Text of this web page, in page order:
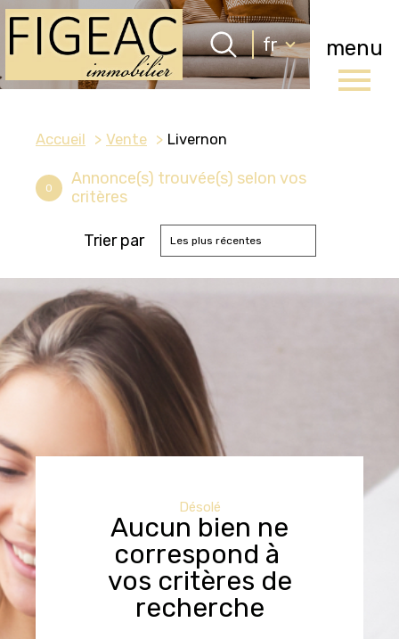
menu
Langue
fr
Accueil 0 Langue
fr
Accueil Vente Livernon
0
Annonce(s) trouvée(s) selon vos
critères
Trier par Les plus récentes
Désolé
Aucun bien ne
correspond à
vos critères de
recherche